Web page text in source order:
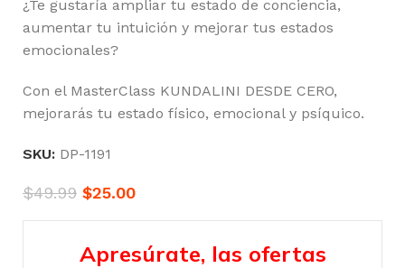
¿Te gustaría ampliar tu estado de conciencia,
aumentar tu intuición y mejorar tus estados
emocionales?
Con el MasterClass KUNDALINI DESDE CERO,
mejorarás tu estado físico, emocional y psíquico.
SKU: DP-1191
$49.99 $25.00
Apresúrate, las ofertas